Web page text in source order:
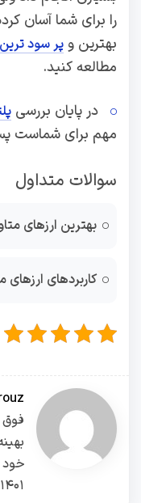
را برای شما آسان
بهترین و پر سود
مطالعه کنید.
در پایان بررسی
مهم برای شماست
سوالات متداول
بهترین ارزهای
کاربردهای
۱۴۰۱ به تیم بیستکس پیوستم.